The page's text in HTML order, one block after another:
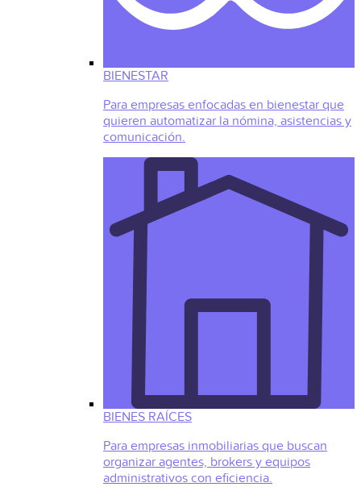
BIENESTAR
Para empresas enfocadas en bienestar que
quieren automatizar la nómina, asistencias y
comunicación.
BIENES RAÍCES
Para empresas inmobiliarias que buscan
organizar agentes, brokers y equipos
administrativos con eficiencia.